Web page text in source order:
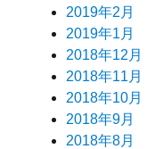
2019年2月
2019年1月
2018年12月
2018年11月
2018年10月
2018年9月
2018年8月